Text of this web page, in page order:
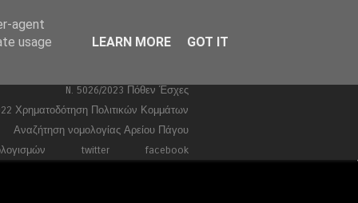
Ευρωεκλογές 2024
Τέμπη
Συντάγματα
N. 5026/2023 Πόθεν Έσχες
Χρηματοδότηση Πολιτικών Κομμάτων
Αναζήτηση νομολογίας Αρείου Πάγου
twitter facebook
agent
usage
LEARN MORE GOT IT